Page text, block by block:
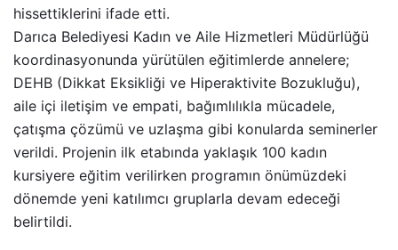
hissettiklerini ifade etti.
Darıca Belediyesi Kadın ve Aile Hizmetleri Müdürlüğü
koordinasyonunda yürütülen eğitimlerde annelere;
DEHB (Dikkat Eksikliği ve Hiperaktivite Bozukluğu),
aile içi iletişim ve empati, bağımlılıkla mücadele,
çatışma çözümü ve uzlaşma gibi konularda seminerler
verildi. Projenin ilk etabında yaklaşık 100 kadın
kursiyere eğitim verilirken programın önümüzdeki
dönemde yeni katılımcı gruplarla devam edeceği
belirtildi.